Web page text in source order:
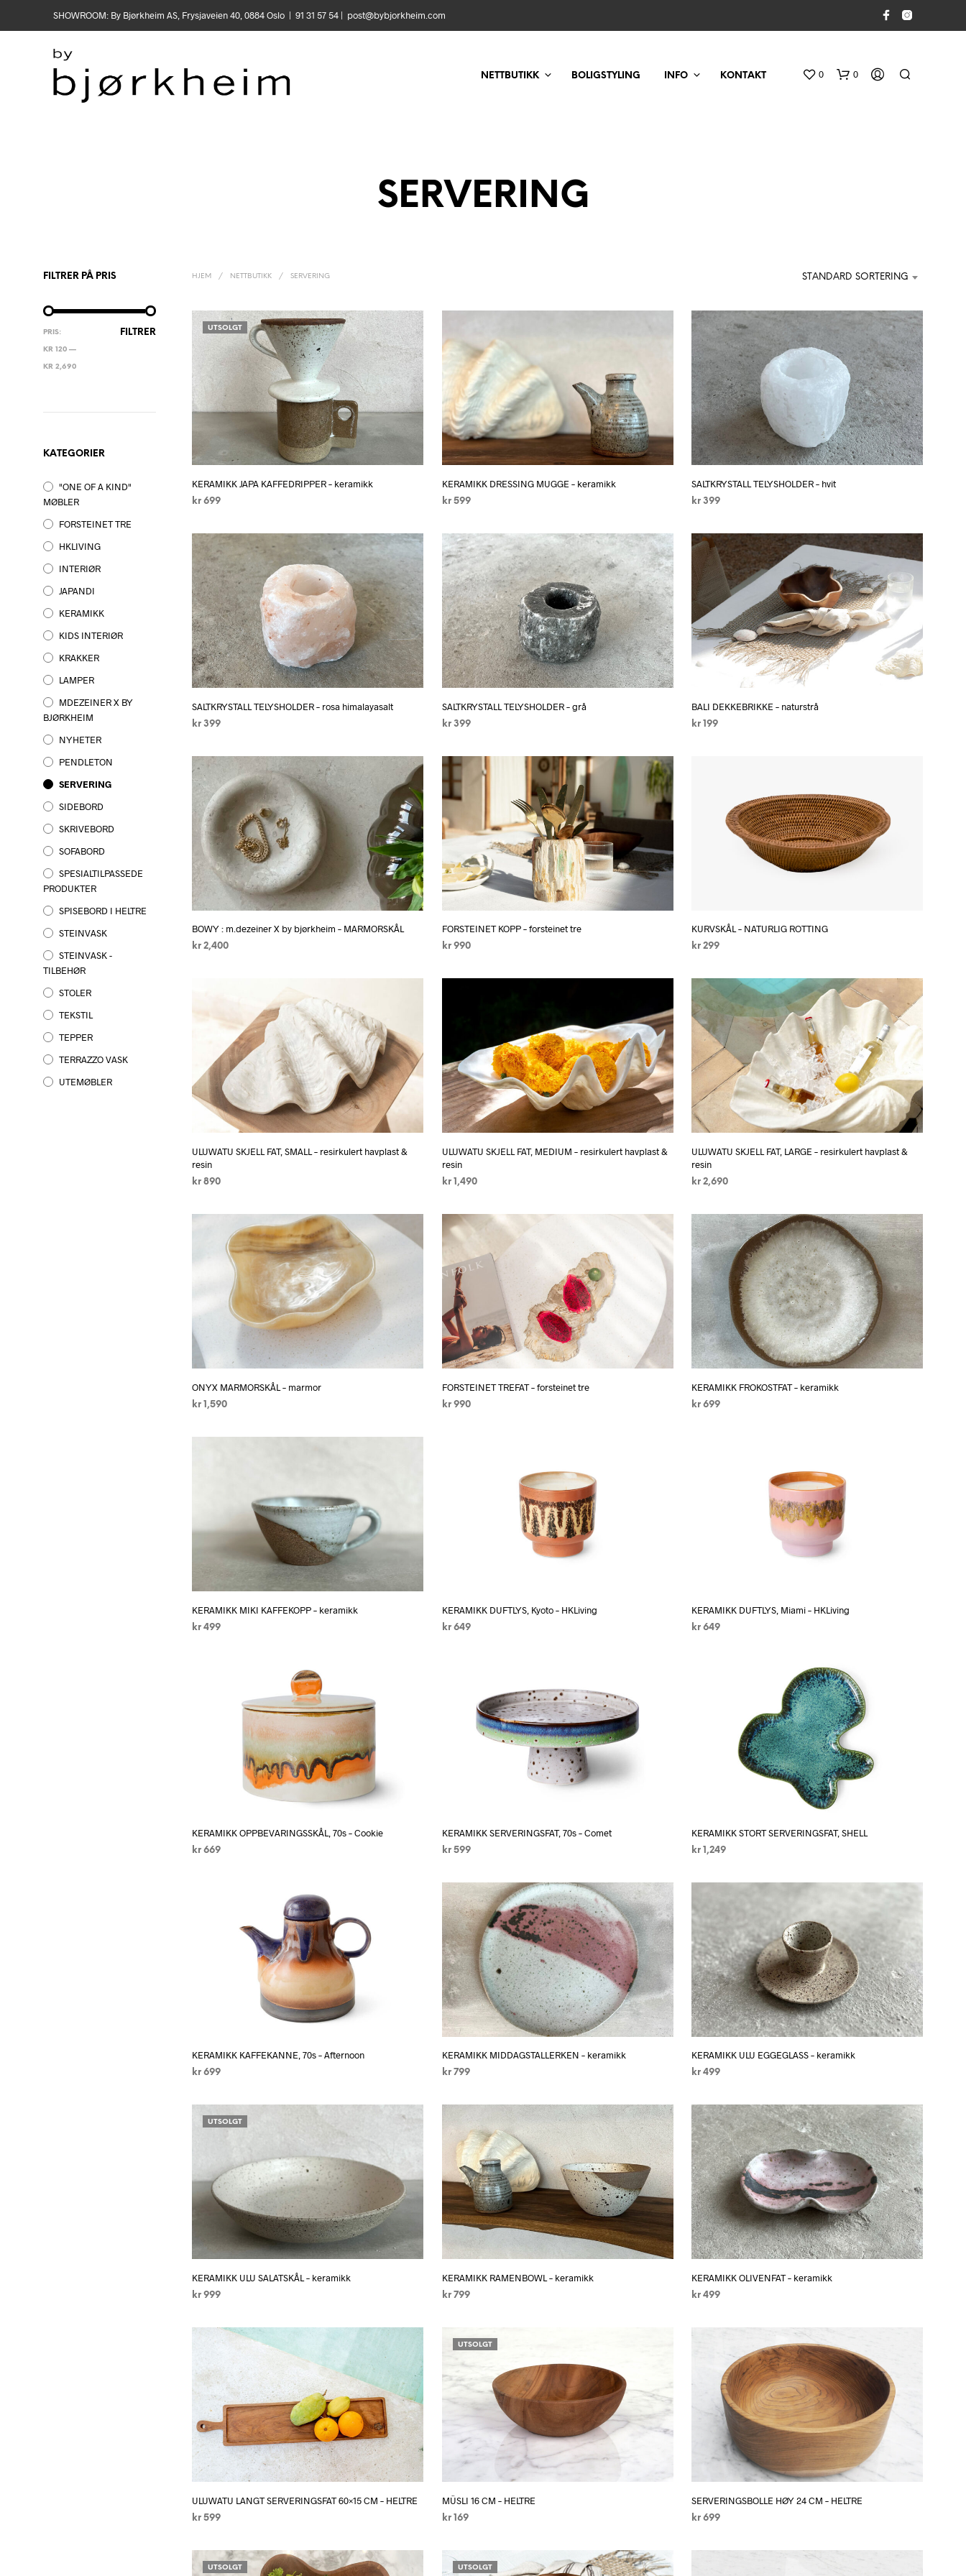
SHOWROOM: By Bjørkheim AS, Frysjaveien 40, 0884 Oslo | 91 31 57 54 | post@bybjorkheim.com
NETTBUTIKK BOLIGSTYLING INFO KONTAKT 0 0
H
G
E
N
R
O
D
U
K
T
A
L
E
K
U
R
N
SERVERING
FILTRER PÅ PRIS
MIN.
PRIS
MAKSPRIS FILTRER
PRIS:
KR 120 —
KR 2,690
KATEGORIER
"ONE OF A KIND"
MØBLER
FORSTEINET TRE
HKLIVING
INTERIØR
JAPANDI
KERAMIKK
KIDS INTERIØR
KRAKKER
LAMPER
MDEZEINER X BY
BJØRKHEIM
NYHETER
PENDLETON
SERVERING
SIDEBORD
SKRIVEBORD
SOFABORD
SPESIALTILPASSEDE
PRODUKTER
SPISEBORD I HELTRE
STEINVASK
STEINVASK -
TILBEHØR
STOLER
TEKSTIL
TEPPER
TERRAZZO VASK
UTEMØBLER
HJEM / NETTBUTIKK / SERVERING STANDARD SORTERING
UTSOLGT
KERAMIKK JAPA KAFFEDRIPPER – keramikk
kr 699
KERAMIKK DRESSING MUGGE – keramikk
kr599
SALTKRYSTALL TELYSHOLDER – hvit
kr399
SALTKRYSTALL TELYSHOLDER – rosa himalayasalt
kr 399
SALTKRYSTALL TELYSHOLDER – grå
kr399
BALI DEKKEBRIKKE – naturstrå
kr199
BOWY : m.dezeiner X by bjørkheim – MARMORSKÅL
kr 2,400
FORSTEINET KOPP – forsteinet tre
kr990
KURVSKÅL – NATURLIG ROTTING
kr299
ULUWATU SKJELL FAT, SMALL – resirkulert havplast &
resin
kr 890
ULUWATU SKJELL FAT, MEDIUM – resirkulert havplast &
resin
kr1,490
ULUWATU SKJELL FAT, LARGE – resirkulert havplast &
resin
kr2,690
ONYX MARMORSKÅL – marmor
kr 1,590
FORSTEINET TREFAT – forsteinet tre
kr990
KERAMIKK FROKOSTFAT – keramikk
kr699
KERAMIKK MIKI KAFFEKOPP – keramikk
kr 499
KERAMIKK DUFTLYS, Kyoto – HKLiving
kr649
KERAMIKK DUFTLYS, Miami – HKLiving
kr649
KERAMIKK OPPBEVARINGSSKÅL, 70s – Cookie
kr 669
KERAMIKK SERVERINGSFAT, 70s – Comet
kr599
KERAMIKK STORT SERVERINGSFAT, SHELL
kr1,249
KERAMIKK KAFFEKANNE, 70s – Afternoon
kr 699
KERAMIKK MIDDAGSTALLERKEN – keramikk
kr799
KERAMIKK ULU EGGEGLASS – keramikk
kr499
UTSOLGT
KERAMIKK ULU SALATSKÅL – keramikk
kr 999
KERAMIKK RAMENBOWL – keramikk
kr799
KERAMIKK OLIVENFAT – keramikk
kr499
ULUWATU LANGT SERVERINGSFAT 60×15 CM – HELTRE
kr 599
UTSOLGT
MÜSLI 16 CM – HELTRE
kr169
SERVERINGSBOLLE HØY 24 CM – HELTRE
kr699
UTSOLGT UTSOLGT